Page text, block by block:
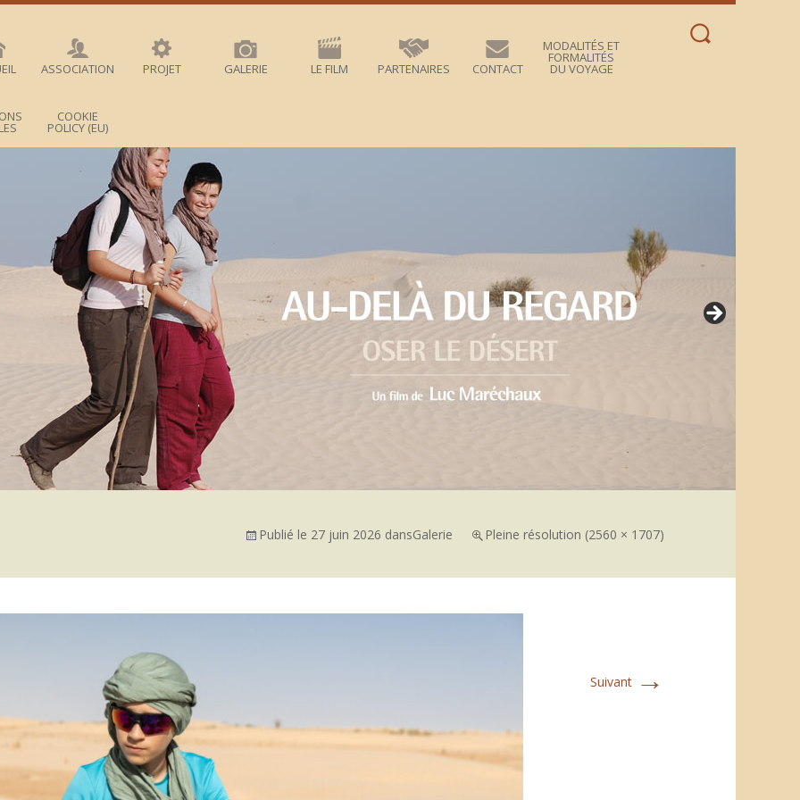
ASSOCIATION PROJET GALERIE LE FILM PARTENAIRES CONTACT
MODALITÉS ET
FORMALITÉS
DU VOYAGE
COOKIE
POLICY (EU)
Rechercher :
Publié le 27 juin 2026 dansGalerie Pleine résolution (2560 × 1707)
Suivant →